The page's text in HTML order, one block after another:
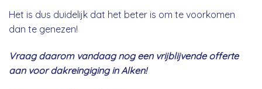
Het is dus duidelijk dat het beter is om te voorkomen
dan te genezen!
Vraag daarom vandaag nog een vrijblijvende offerte
aan voor dakreingiging in Alken!